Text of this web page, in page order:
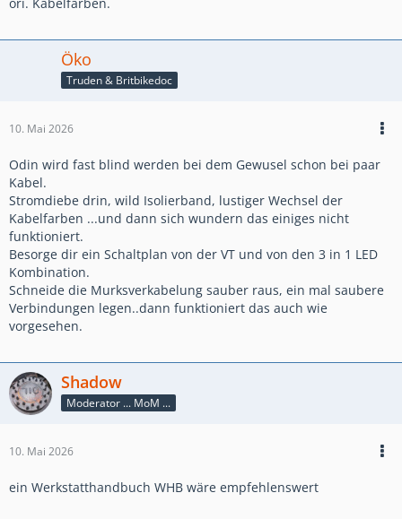
Öko
Truden & Britbikedoc
10. Mai 2026
Odin wird fast blind werden bei dem Gewusel schon bei paar
Kabel.
Stromdiebe drin, wild Isolierband, lustiger Wechsel der
Kabelfarben ...und dann sich wundern das einiges nicht
funktioniert.
Besorge dir ein Schaltplan von der VT und von den 3 in 1 LED
Kombination.
Schneide die Murksverkabelung sauber raus, ein mal saubere
Verbindungen legen..dann funktioniert das auch wie
vorgesehen.
Shadow
Moderator ... MoM ...
10. Mai 2026
ein Werkstatthandbuch WHB wäre empfehlenswert